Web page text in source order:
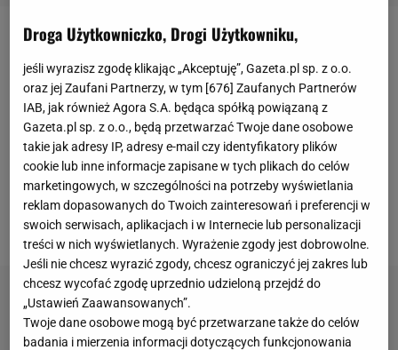
Robert Lewandowski po objęciu funkcji trenera FC
Barcelony przez Hansiego Flicka po prostu odżył.
Nie ma co ukrywać, że odzyskał radość z gry, zaczął
zdecydowanie lepiej wyglądać na murawie, a co
najważniejsze - wrócił do regularnego zdobywania
bramek. W tym sezonie ma już na koncie łącznie 19
goli i lada moment przebije wynik z poprzednich
rozgrywek.
Droga Użytkowniczko, Drogi Użytkowniku,
jeśli wyrazisz zgodę klikając „Akceptuję”, Gazeta.pl sp. z o.o.
oraz jej Zaufani Partnerzy, w tym [676] Zaufanych Partnerów
IAB, jak również Agora S.A. będąca spółką powiązaną z
Gazeta.pl sp. z o.o., będą przetwarzać Twoje dane osobowe
takie jak adresy IP, adresy e-mail czy identyfikatory plików
cookie lub inne informacje zapisane w tych plikach do celów
marketingowych, w szczególności na potrzeby wyświetlania
reklam dopasowanych do Twoich zainteresowań i preferencji w
swoich serwisach, aplikacjach i w Internecie lub personalizacji
treści w nich wyświetlanych. Wyrażenie zgody jest dobrowolne.
Jeśli nie chcesz wyrazić zgody, chcesz ograniczyć jej zakres lub
chcesz wycofać zgodę uprzednio udzieloną przejdź do
„Ustawień Zaawansowanych”.
Twoje dane osobowe mogą być przetwarzane także do celów
badania i mierzenia informacji dotyczących funkcjonowania